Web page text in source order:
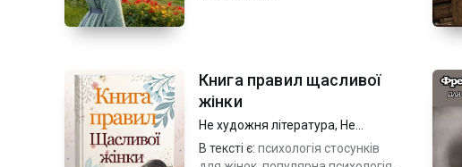
Книга правил щасливої
жінки
Не художня література, Не
художня література
В тексті є: психологія стосунків